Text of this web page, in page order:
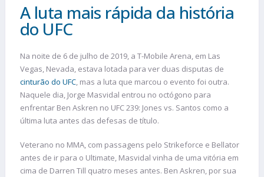
A luta mais rápida da história
do UFC
Na noite de 6 de julho de 2019, a T-Mobile Arena, em Las
Vegas, Nevada, estava lotada para ver duas disputas de
cinturão do UFC, mas a luta que marcou o evento foi outra.
Naquele dia, Jorge Masvidal entrou no octógono para
enfrentar Ben Askren no UFC 239: Jones vs. Santos como a
última luta antes das defesas de título.
Veterano no MMA, com passagens pelo Strikeforce e Bellator
antes de ir para o Ultimate, Masvidal vinha de uma vitória em
cima de Darren Till quatro meses antes. Ben Askren, por sua